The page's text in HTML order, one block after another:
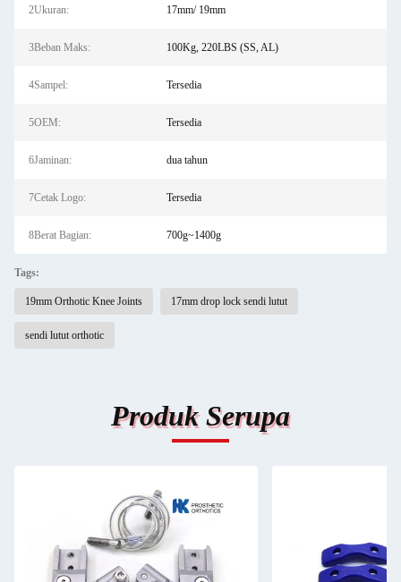
2Ukuran: 17mm/ 19mm
3Beban Maks: 100Kg, 220LBS (SS, AL)
4Sampel: Tersedia
5OEM: Tersedia
6Jaminan: dua tahun
7Cetak Logo: Tersedia
8Berat Bagian: 700g~1400g
Tags:
19mm Orthotic Knee Joints 17mm drop lock sendi lutut
sendi lutut orthotic
Produk Serupa